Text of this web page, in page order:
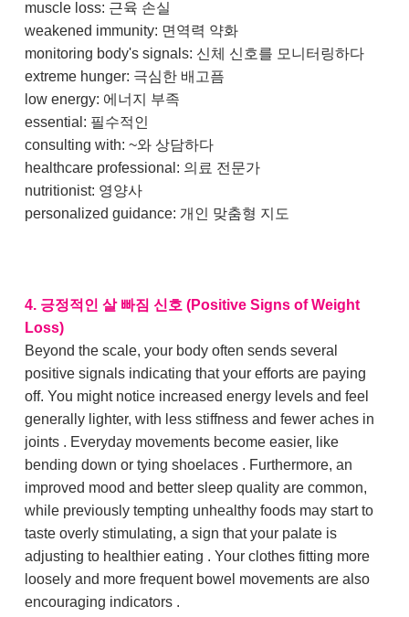
muscle loss: 근육 손실
weakened immunity: 면역력 약화
monitoring body's signals: 신체 신호를 모니터링하다
extreme hunger: 극심한 배고픔
low energy: 에너지 부족
essential: 필수적인
consulting with: ~와 상담하다
healthcare professional: 의료 전문가
nutritionist: 영양사
personalized guidance: 개인 맞춤형 지도
4. 긍정적인 살 빠짐 신호 (Positive Signs of Weight
Loss)
Beyond the scale, your body often sends several
positive signals indicating that your efforts are paying
off. You might notice increased energy levels and feel
generally lighter, with less stiffness and fewer aches in
joints . Everyday movements become easier, like
bending down or tying shoelaces . Furthermore, an
improved mood and better sleep quality are common,
while previously tempting unhealthy foods may start to
taste overly stimulating, a sign that your palate is
adjusting to healthier eating . Your clothes fitting more
loosely and more frequent bowel movements are also
encouraging indicators .